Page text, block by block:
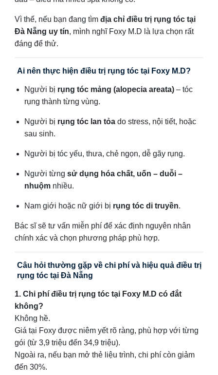
Vì thế, nếu bạn đang tìm địa chỉ điều trị rụng tóc tại
Đà Nẵng uy tín, mình nghĩ Foxy M.D là lựa chọn rất
đáng để thử.
Ai nên thực hiện điều trị rụng tóc tại Foxy M.D?
Người bị rụng tóc mảng (alopecia areata) – tóc
rụng thành từng vùng.
Người bị rụng tóc lan tỏa do stress, nội tiết, hoặc
sau sinh.
Người bị tóc yếu, thưa, chẻ ngọn, dễ gãy rụng.
Người từng sử dụng hóa chất, uốn – duỗi –
nhuộm nhiều.
Nam giới hoặc nữ giới bị rụng tóc di truyền.
Bác sĩ sẽ tư vấn miễn phí để xác định nguyên nhân
chính xác và chọn phương pháp phù hợp.
Câu hỏi thường gặp về chi phí và hiệu quả điều trị
rụng tóc tại Đà Nẵng
1. Chi phí điều trị rụng tóc tại Foxy M.D có đắt
không?
Không hề.
Giá tại Foxy được niêm yết rõ ràng, phù hợp với từng
gói (từ 3,9 triệu đến 34,9 triệu).
Ngoài ra, nếu bạn mở thẻ liệu trình, chi phí còn giảm
đến 30%.